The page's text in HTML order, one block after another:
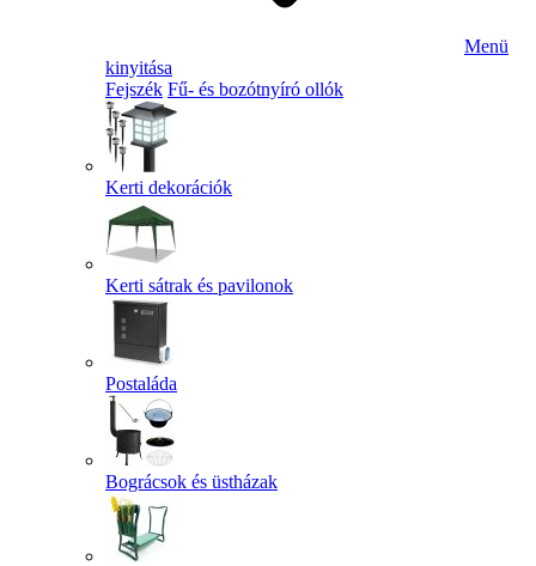
Menü
kinyitása
Fejszék Fű- és bozótnyíró ollók
Kerti dekorációk
Kerti sátrak és pavilonok
Postaláda
Bográcsok és üstházak